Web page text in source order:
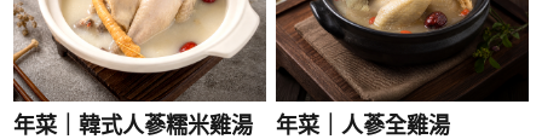
年菜｜韓式人蔘糯米雞湯 年菜｜人蔘全雞湯